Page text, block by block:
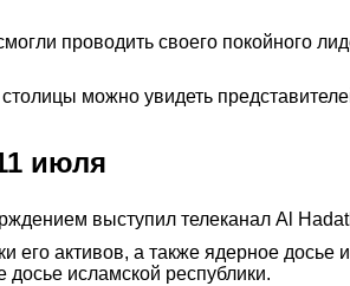
проводить своего покойного
можно увидеть
июля
выступил телеканал Al
его активов, а также ядерное досье
досье исламской республики.